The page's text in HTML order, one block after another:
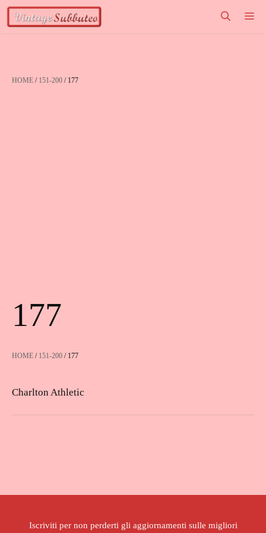
Vai
HOME / 151-200 / 177
177
HOME / 151-200 / 177
Charlton Athletic
Iscriviti per non perderti gli aggiornamenti sulle migliori